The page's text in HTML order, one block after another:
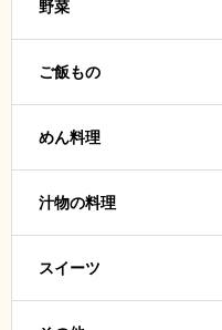
野菜
ご飯もの
めん料理
汁物の料理
スイーツ